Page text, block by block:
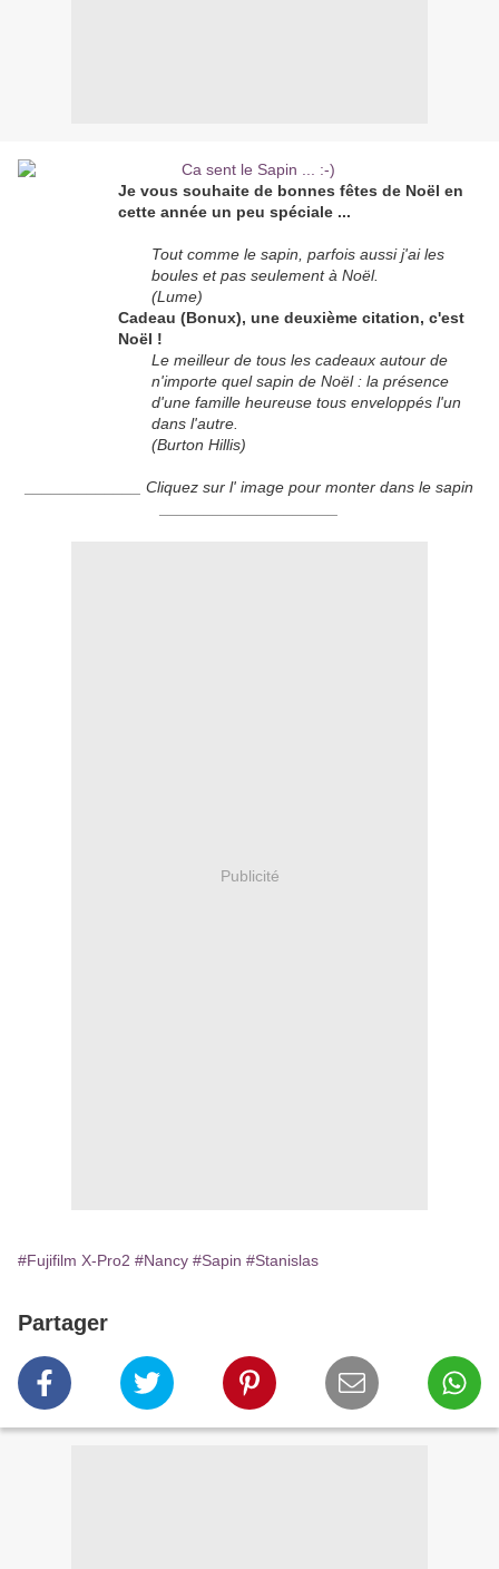
Je vous souhaite de bonnes fêtes de Noël en
cette année un peu spéciale ...
Tout comme le sapin, parfois aussi j'ai les
boules et pas seulement à Noël.
(Lume)
Cadeau (Bonux), une deuxième citation, c'est
Noël !
Le meilleur de tous les cadeaux autour de
n'importe quel sapin de Noël : la présence
d'une famille heureuse tous enveloppés l'un
dans l'autre.
(Burton Hillis)
_____________ Cliquez sur l' image pour monter dans le sapin
Publicité
#Fujifilm X-Pro2 #Nancy #Sapin #Stanislas
Partager